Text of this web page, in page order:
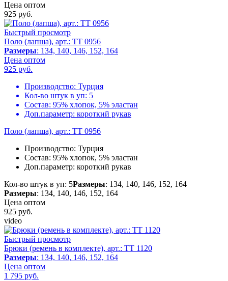
Цена оптом
925 руб.
Быстрый просмотр
Поло (лапша), арт.: TT 0956
Размеры: 134, 140, 146, 152, 164
Цена оптом
925 руб.
Производство: Турция
Кол-во штук в уп: 5
Состав: 95% хлопок, 5% эластан
Доп.параметр: короткий рукав
Поло (лапша), арт.: TT 0956
Производство: Турция
Состав: 95% хлопок, 5% эластан
Доп.параметр: короткий рукав
Кол-во штук в уп: 5Размеры: 134, 140, 146, 152, 164
Размеры: 134, 140, 146, 152, 164
Цена оптом
925 руб.
video
Быстрый просмотр
Брюки (ремень в комплекте), арт.: TT 1120
Размеры: 134, 140, 146, 152, 164
Цена оптом
1 795 руб.